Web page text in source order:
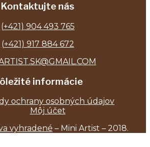
Kontaktujte nás
(+421) 904 493 765
(+421) 917 884 672
informácie
ochrany osobných údajov
Môj účet
vyhradené – Mini Artist – 2018.